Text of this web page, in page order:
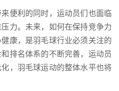
便利的同时，运动员们也面临
力。未来，如何在保持竞争力
康，是羽毛球行业必须关注的
排名体系的不断完善，运动员
，羽毛球运动的整体水平也将